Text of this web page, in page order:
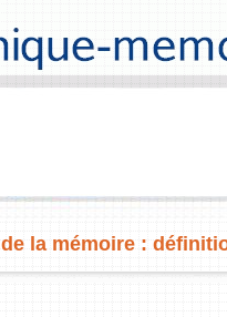
la mémoire :